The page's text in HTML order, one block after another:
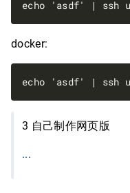
docker:
3 自己制作网页版
...